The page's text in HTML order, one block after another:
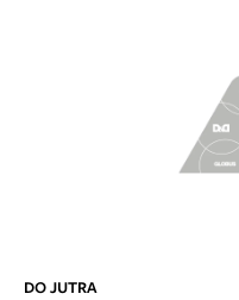
DO JUTRA